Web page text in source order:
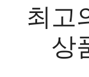
최고
상